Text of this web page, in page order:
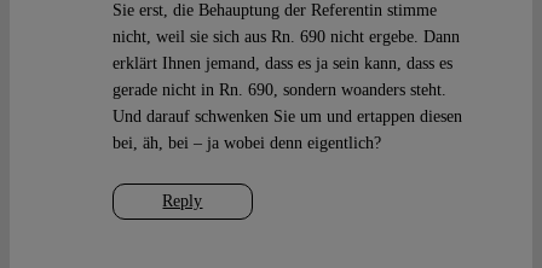
Reply
Sie erst, die Behauptung der Referentin stimme
nicht, weil sie sich aus Rn. 690 nicht ergebe. Dann
erklärt Ihnen jemand, dass es ja sein kann, dass es
gerade nicht in Rn. 690, sondern woanders steht.
Und darauf schwenken Sie um und ertappen diesen
bei, äh, bei – ja wobei denn eigentlich?